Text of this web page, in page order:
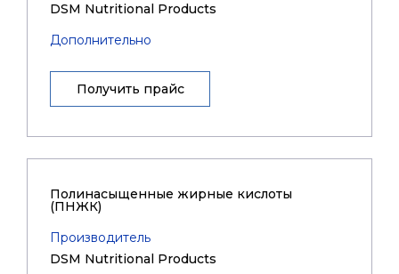
DSM Nutritional Products
Дополнительно
Получить прайс
Полинасыщенные жирные кислоты
(ПНЖК)
Производитель
DSM Nutritional Products